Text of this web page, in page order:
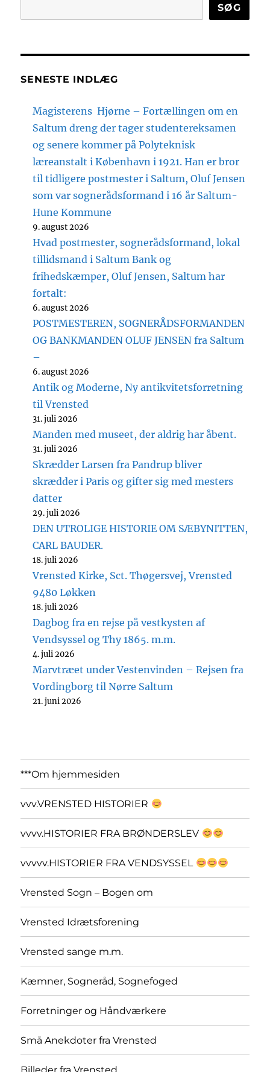
SØG
SENESTE INDLÆG
Magisterens Hjørne – Fortællingen om en
Saltum dreng der tager studentereksamen
og senere kommer på Polyteknisk
læreanstalt i København i 1921. Han er bror
til tidligere postmester i Saltum, Oluf Jensen
som var sognerådsformand i 16 år Saltum-
Hune Kommune
9. august 2026
Hvad postmester, sognerådsformand, lokal
tillidsmand i Saltum Bank og
frihedskæmper, Oluf Jensen, Saltum har
fortalt:
6. august 2026
POSTMESTEREN, SOGNERÅDSFORMANDEN
OG BANKMANDEN OLUF JENSEN fra Saltum
–
6. august 2026
Antik og Moderne, Ny antikvitetsforretning
til Vrensted
31. juli 2026
Manden med museet, der aldrig har åbent.
31. juli 2026
Skrædder Larsen fra Pandrup bliver
skrædder i Paris og gifter sig med mesters
datter
29. juli 2026
DEN UTROLIGE HISTORIE OM SÆBYNITTEN,
CARL BAUDER.
18. juli 2026
Vrensted Kirke, Sct. Thøgersvej, Vrensted
9480 Løkken
18. juli 2026
Dagbog fra en rejse på vestkysten af
Vendsyssel og Thy 1865. m.m.
4. juli 2026
Marvtræet under Vestenvinden – Rejsen fra
Vordingborg til Nørre Saltum
21. juni 2026
***Om hjemmesiden
vvv.VRENSTED HISTORIER
vvvv.HISTORIER FRA BRØNDERSLEV
vvvvv.HISTORIER FRA VENDSYSSEL
Vrensted Sogn – Bogen om
Vrensted Idrætsforening
Vrensted sange m.m.
Kæmner, Sogneråd, Sognefoged
Forretninger og Håndværkere
Små Anekdoter fra Vrensted